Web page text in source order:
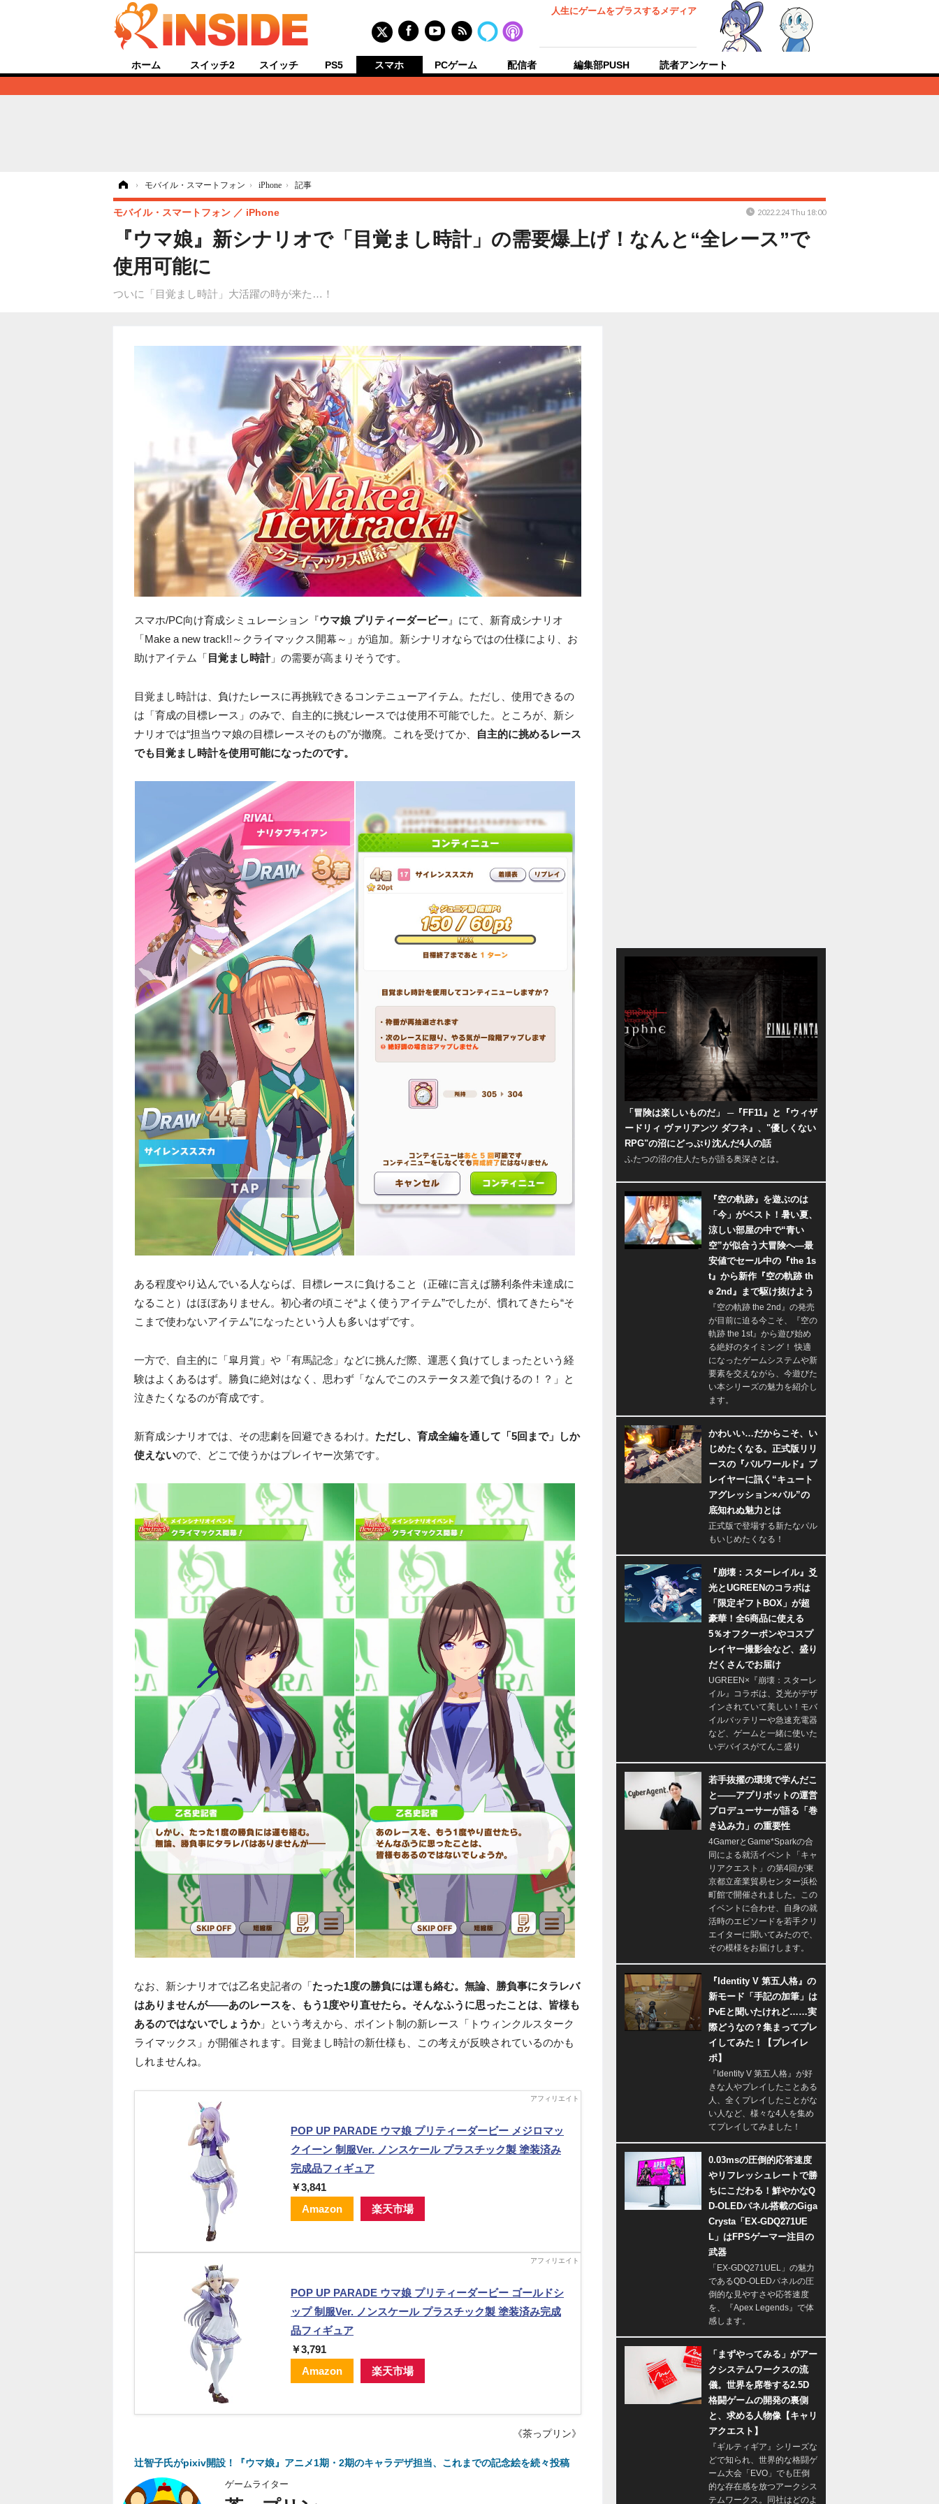
人生にゲームをプラスするメディア
ホーム スイッチ2 スイッチ PS5 スマホ PCゲーム 配信者 編集部PUSH 読者アンケート
› モバイル・スマートフォン › iPhone › 記事
『ウマ娘』新シナリオで「目覚まし時計」の需要爆上げ！なんと“全レース”で
使用可能に
ついに「目覚まし時計」大活躍の時が来た…！
モバイル・スマートフォン iPhone 2022.2.24 Thu 18:00
スマホ/PC向け育成シミュレーション『ウマ娘 プリティーダービー 』にて、新育成シナリオ
「Make a new track!!～クライマックス開幕～」が追加。新シナリオならではの仕様により、お
助けアイテム「 目覚まし時計」の需要が高まりそうです。
目覚まし時計は、負けたレースに再挑戦できるコンテニューアイテム。ただし、使用できるの
は「育成の目標レース」のみで、自主的に挑むレースでは使用不可能でした。ところが、新シ
ナリオでは“担当ウマ娘の目標レースそのもの”が撤廃。これを受けてか、
自主的に挑めるレース
でも目覚まし時計を使用可能になったのです。
ある程度やり込んでいる人ならば、目標レースに負けること（正確に言えば勝利条件未達成に
なること）はほぼありません。初心者の頃こそ“よく使うアイテム”でしたが、慣れてきたら“そ
こまで使わないアイテム”になったという人も多いはずです。
一方で、自主的に「皐月賞」や「有馬記念」などに挑んだ際、運悪く負けてしまったという経
験はよくあるはず。勝負に絶対はなく、思わず「なんでこのステータス差で負けるの！？」と
泣きたくなるのが育成です。
新育成シナリオでは、その悲劇を回避できるわけ。 ただし、育成全編を通して「5回まで」しか
使えないので、どこで使うかはプレイヤー次第です。
なお、新シナリオでは乙名史記者の「たった1度の勝負には運も絡む。無論、勝負事にタラレバ
はありませんが――あのレースを、もう1度やり直せたら。そんなふうに思ったことは、皆様も
あるのではないでしょうか」という考えから、ポイント制の新レース「トウィンクルスターク
ライマックス」が開催されます。目覚まし時計の新仕様も、この考えが反映されているのかも
しれませんね。
POP UP PARADE ウマ娘 プリティーダービー メジロマッ
クイーン 制服Ver. ノンスケール プラスチック製 塗装済み
完成品フィギュア
￥3,841
Amazon
楽天市場
POP UP PARADE ウマ娘 プリティーダービー ゴールドシ
ップ 制服Ver. ノンスケール プラスチック製 塗装済み完成
品フィギュア
￥3,791
Amazon
楽天市場
《茶っプリン》
辻智子氏がpixiv開設！『ウマ娘』アニメ1期・2期のキャラデザ担当、これまでの記念絵を続々投稿
ゲームライター
「冒険は楽しいものだ」 ─『FF11』と『ウィザ
ードリィ ヴァリアンツ ダフネ』、"優しくない
RPG"の沼にどっぷり沈んだ4人の話
ふたつの沼の住人たちが語る奥深さとは。
『空の軌跡』を遊ぶのは
「今」がベスト！暑い夏、
涼しい部屋の中で“青い
空”が似合う大冒険へ―最
安値でセール中の『the 1s
t』から新作『空の軌跡 th
e 2nd』まで駆け抜けよう
『空の軌跡 the 2nd』の発売
が目前に迫る今こそ、『空の
軌跡 the 1st』から遊び始め
る絶好のタイミング！ 快適
になったゲームシステムや新
要素を交えながら、今遊びた
い本シリーズの魅力を紹介し
ます。
かわいい…だからこそ、い
じめたくなる。正式版リリ
ースの『パルワールド』プ
レイヤーに訊く“キュート
アグレッション×パル”の
底知れぬ魅力とは
正式版で登場する新たなパル
もいじめたくなる！
『崩壊：スターレイル』爻
光とUGREENのコラボは
「限定ギフトBOX」が超
豪華！全6商品に使える
5％オフクーポンやコスプ
レイヤー撮影会など、盛り
だくさんでお届け
UGREEN×『崩壊：スターレ
イル』コラボは、爻光がデザ
インされていて美しい！モバ
イルバッテリーや急速充電器
など、ゲームと一緒に使いた
いデバイスがてんこ盛り
若手抜擢の環境で学んだこ
と――アプリボットの運営
プロデューサーが語る「巻
き込み力」の重要性
4GamerとGame*Sparkの合
同による就活イベント「キャ
リアクエスト」の第4回が東
京都立産業貿易センター浜松
町館で開催されました。この
イベントに合わせ、自身の就
活時のエピソードを若手クリ
エイターに聞いてみたので、
その模様をお届けします。
『Identity V 第五人格』の
新モード「手記の加筆」は
PvEと聞いたけれど……実
際どうなの？集まってプレ
イしてみた！【プレイレ
ポ】
『Identity V 第五人格』が好
きな人やプレイしたことある
人、全くプレイしたことがな
い人など、様々な4人を集め
てプレイしてみました！
0.03msの圧倒的応答速度
やリフレッシュレートで勝
ちにこだわる！鮮やかなQ
D-OLEDパネル搭載のGiga
Crysta「EX-GDQ271UE
L」はFPSゲーマー注目の
武器
「EX-GDQ271UEL」の魅力
であるQD-OLEDパネルの圧
倒的な見やすさや応答速度
を、『Apex Legends』で体
感します。
「まずやってみる」がアー
クシステムワークスの流
儀。世界を席巻する2.5D
格闘ゲームの開発の裏側
と、求める人物像【キャリ
アクエスト】
『ギルティギア』シリーズな
どで知られ、世界的な格闘ゲ
ーム大会「EVO」でも圧倒
的な存在感を放つアークシス
テムワークス。同社はどのよ